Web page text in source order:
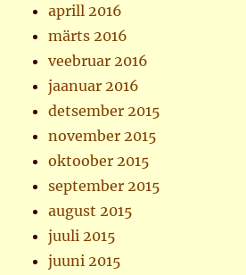
aprill 2016
märts 2016
veebruar 2016
jaanuar 2016
detsember 2015
november 2015
oktoober 2015
september 2015
august 2015
juuli 2015
juuni 2015